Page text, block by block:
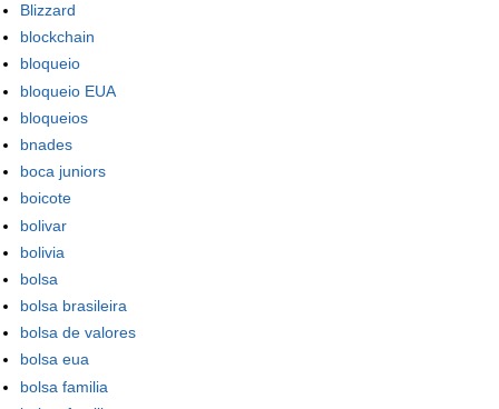
Blizzard
blockchain
bloqueio
bloqueio EUA
bloqueios
bnades
boca juniors
boicote
bolivar
bolivia
bolsa
bolsa brasileira
bolsa de valores
bolsa eua
bolsa familia